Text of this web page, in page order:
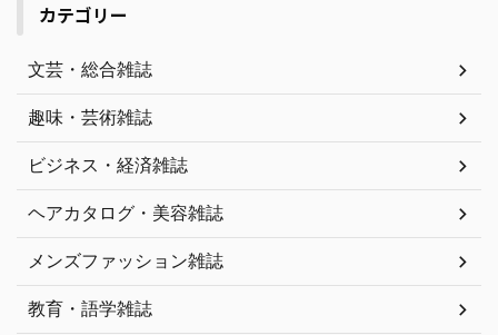
カテゴリー
文芸・総合雑誌
趣味・芸術雑誌
ビジネス・経済雑誌
ヘアカタログ・美容雑誌
メンズファッション雑誌
教育・語学雑誌